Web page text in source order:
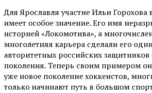
Для Ярославля участие Ильи Горохова
имеет особое значение. Его имя
историей «Локомотива», а
многолетняя карьера сделали его
авторитетных российских защитников
поколения. Теперь своим примером
уже новое поколение хоккеистов,
только начинают путь в большом